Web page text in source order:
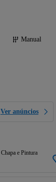
Manual
Ver anúncios
Chapa e Pintura